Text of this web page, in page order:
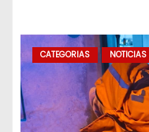
CATEGORIAS NOTICIAS